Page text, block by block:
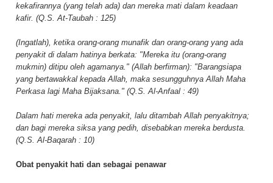
kekafirannya (yang telah ada) dan mereka mati dalam keadaan
kafir. (Q.S. At-Taubah : 125)
(Ingatlah), ketika orang-orang munafik dan orang-orang yang ada
penyakit di dalam hatinya berkata: "Mereka itu (orang-orang
mukmin) ditipu oleh agamanya." (Allah berfirman): "Barangsiapa
yang bertawakkal kepada Allah, maka sesungguhnya Allah Maha
Perkasa lagi Maha Bijaksana." (Q.S. Al-Anfaal : 49)
Dalam hati mereka ada penyakit, lalu ditambah Allah penyakitnya;
dan bagi mereka siksa yang pedih, disebabkan mereka berdusta.
(Q.S. Al-Baqarah : 10)
Obat penyakit hati dan sebagai penawar